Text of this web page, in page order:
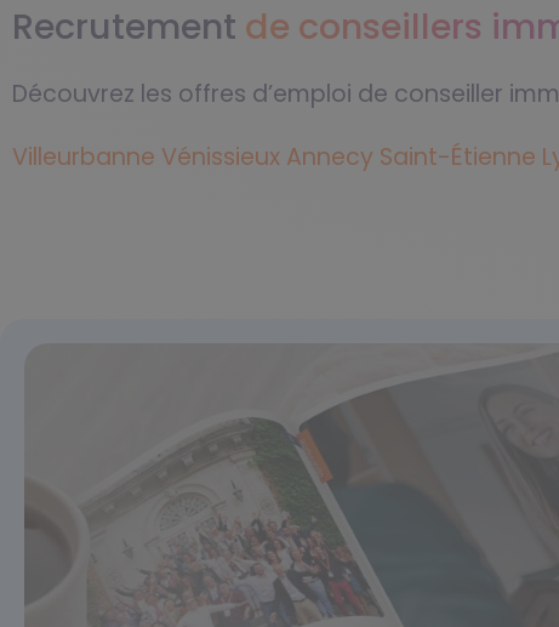
Recrutement de conseillers
Découvrez les offres d’emploi de conseiller
Villeurbanne Vénissieux Annecy Saint-Étienne